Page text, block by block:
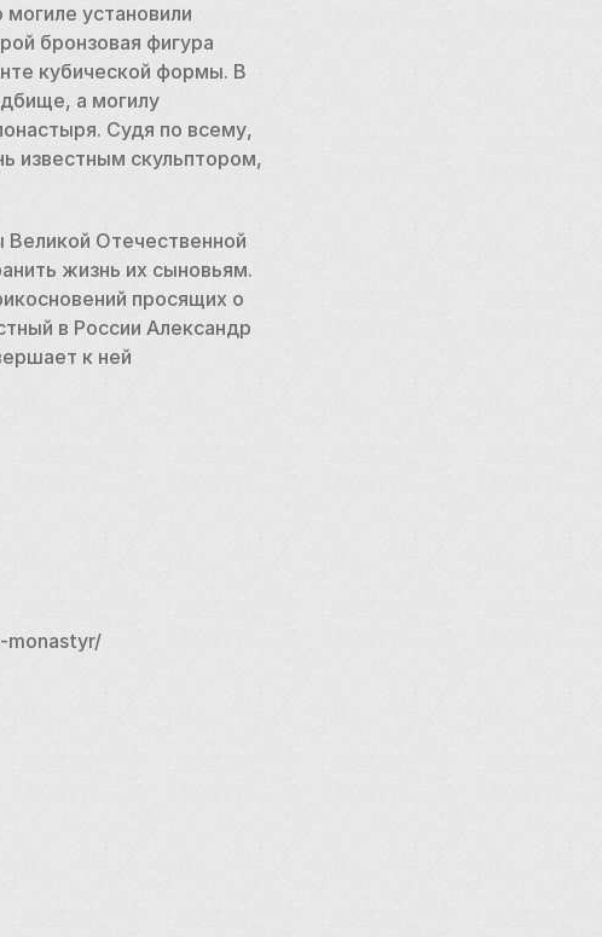
установили
бронзовая фигура
кубической формы. В
а могилу
Судя по всему,
известным скульптором,
Великой Отечественной
жизнь их сыновьям.
просящих о
в России Александр
к ней
monastyr/